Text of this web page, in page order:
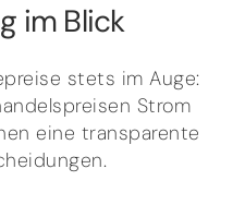
im Blick
stets im Auge:
Strom
eine transparente